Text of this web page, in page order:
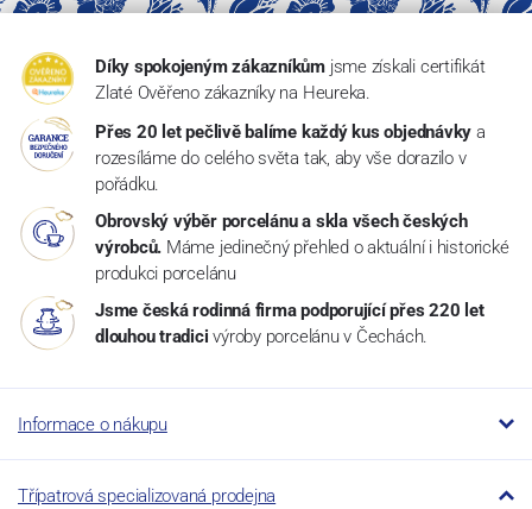
Díky spokojeným zákazníkům jsme získali certifikát
Zlaté Ověřeno zákazníky na Heureka.
Přes 20 let pečlivě balíme každý kus objednávky a
rozesíláme do celého světa tak, aby vše dorazilo v
pořádku.
Obrovský výběr porcelánu a skla všech českých
výrobců. Máme jedinečný přehled o aktuální i historické
produkci porcelánu
Jsme česká rodinná firma podporující přes 220 let
dlouhou tradici výroby porcelánu v Čechách.
Informace o nákupu
Třípatrová specializovaná prodejna